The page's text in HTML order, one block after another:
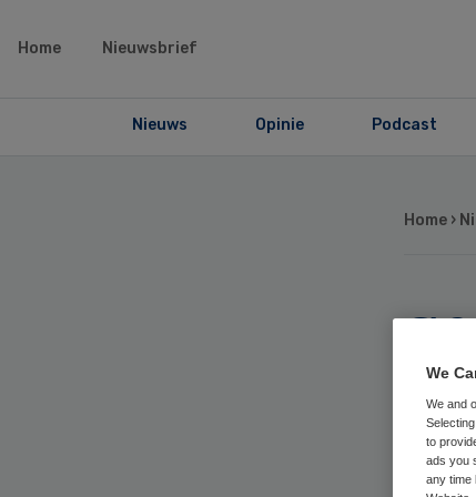
Home Nieuwsbrief
Nieuws Opinie Podcast
Home ›
We
We and
to
ads you
any time